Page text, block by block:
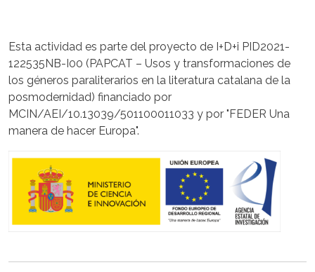
Esta actividad es parte del proyecto de I+D+i PID2021-
122535NB-I00 (PAPCAT – Usos y transformaciones de
los géneros paraliterarios en la literatura catalana de la
posmodernidad) financiado por
MCIN/AEI/10.13039/501100011033 y por "FEDER Una
manera de hacer Europa".